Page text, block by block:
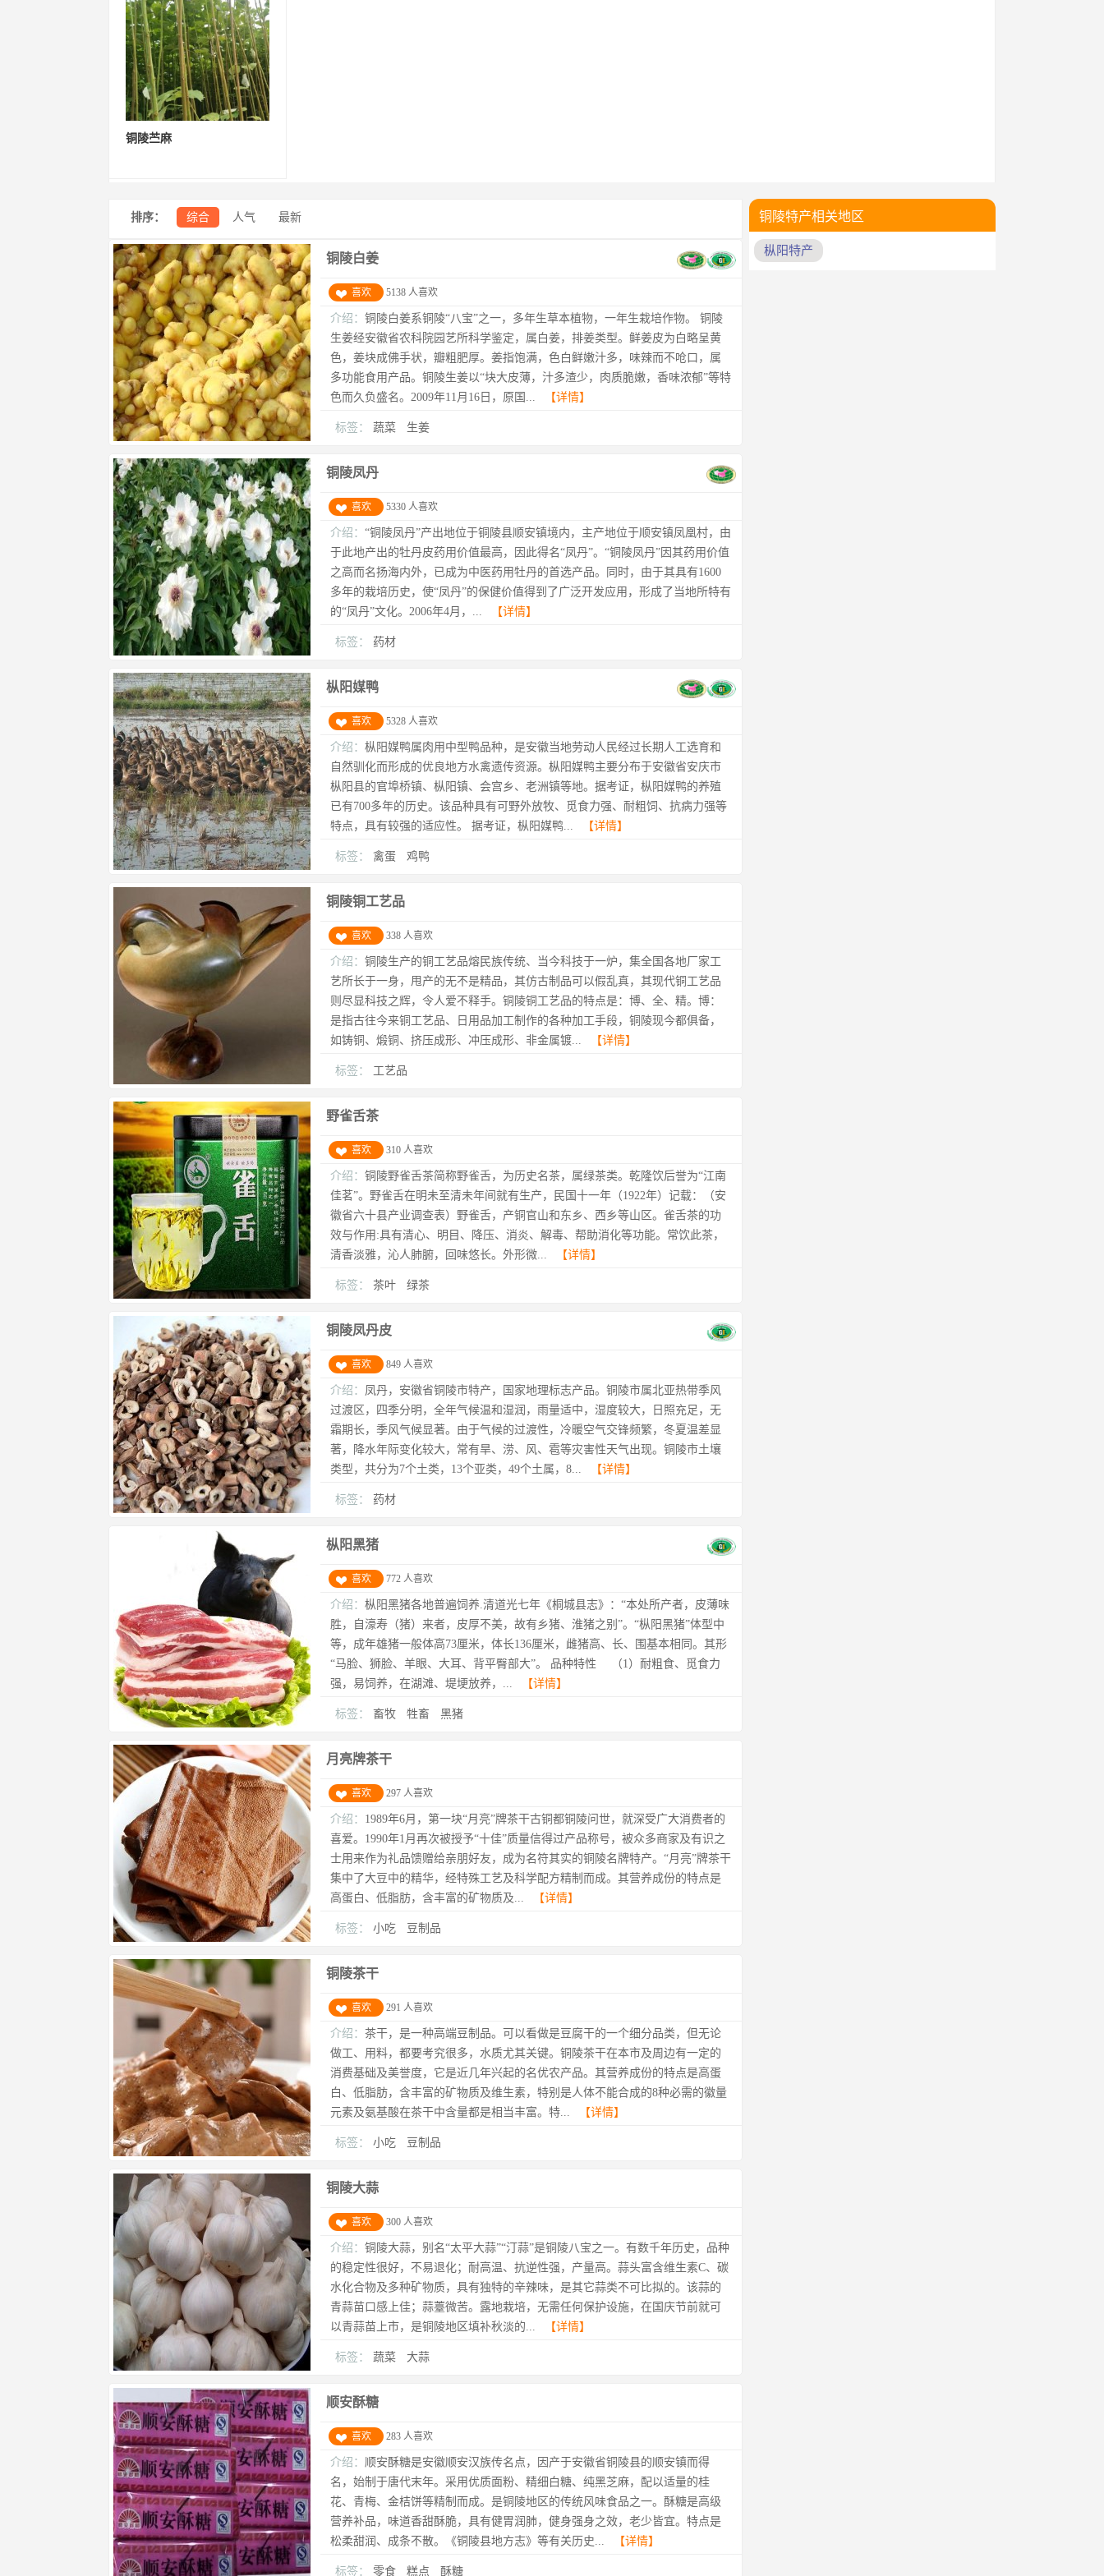
铜陵苎麻
排序： 综合 人气 最新
铜陵白姜
喜欢 5138 人喜欢
介绍： 铜陵白姜系铜陵“八宝”之一，多年生草本植物，一年生栽培作物。 铜陵
生姜经安徽省农科院园艺所科学鉴定，属白姜，排姜类型。鲜姜皮为白略呈黄
色，姜块成佛手状，瓣粗肥厚。姜指饱满，色白鲜嫩汁多，味辣而不呛口，属
多功能食用产品。铜陵生姜以“块大皮薄，汁多渣少，肉质脆嫩，香味浓郁”等特
色而久负盛名。2009年11月16日，原国...
【详情】
标签： 蔬菜 生姜
铜陵凤丹
喜欢 5330 人喜欢
介绍： “铜陵凤丹”产出地位于铜陵县顺安镇境内，主产地位于顺安镇凤凰村，由
于此地产出的牡丹皮药用价值最高，因此得名“凤丹”。“铜陵凤丹”因其药用价值
之高而名扬海内外，已成为中医药用牡丹的首选产品。同时，由于其具有1600
多年的栽培历史，使“凤丹”的保健价值得到了广泛开发应用，形成了当地所特有
的“凤丹”文化。2006年4月，...
【详情】
标签： 药材
枞阳媒鸭
喜欢 5328 人喜欢
介绍： 枞阳媒鸭属肉用中型鸭品种，是安徽当地劳动人民经过长期人工选育和
自然驯化而形成的优良地方水禽遗传资源。枞阳媒鸭主要分布于安徽省安庆市
枞阳县的官埠桥镇、枞阳镇、会宫乡、老洲镇等地。据考证，枞阳媒鸭的养殖
已有700多年的历史。该品种具有可野外放牧、觅食力强、耐粗饲、抗病力强等
特点，具有较强的适应性。 据考证，枞阳媒鸭...
【详情】
标签： 禽蛋 鸡鸭
铜陵铜工艺品
喜欢 338 人喜欢
介绍： 铜陵生产的铜工艺品熔民族传统、当今科技于一炉，集全国各地厂家工
艺所长于一身，甩产的无不是精品，其仿古制品可以假乱真，其现代铜工艺品
则尽显科技之辉，令人爱不释手。铜陵铜工艺品的特点是：博、全、精。博：
是指古往今来铜工艺品、日用品加工制作的各种加工手段，铜陵现今都俱备，
如铸铜、煅铜、挤压成形、冲压成形、非金属镀...
【详情】
标签： 工艺品
野雀舌茶
喜欢 310 人喜欢
介绍： 铜陵野雀舌茶简称野雀舌，为历史名茶，属绿茶类。乾隆饮后誉为“江南
佳茗”。野雀舌在明未至清未年间就有生产，民国十一年（1922年）记载：（安
徽省六十县产业调查表）野雀舌，产铜官山和东乡、西乡等山区。雀舌茶的功
效与作用:具有清心、明目、降压、消炎、解毒、帮助消化等功能。常饮此茶，
清香淡雅，沁人肺腑，回味悠长。外形微...
【详情】
标签： 茶叶 绿茶
铜陵凤丹皮
喜欢 849 人喜欢
介绍： 凤丹，安徽省铜陵市特产，国家地理标志产品。铜陵市属北亚热带季风
过渡区，四季分明，全年气候温和湿润，雨量适中，湿度较大，日照充足，无
霜期长，季风气候显著。由于气候的过渡性，冷暖空气交锋频繁，冬夏温差显
著，降水年际变化较大，常有旱、涝、风、雹等灾害性天气出现。铜陵市土壤
类型，共分为7个土类，13个亚类，49个土属，8...
【详情】
标签： 药材
枞阳黑猪
喜欢 772 人喜欢
介绍： 枞阳黑猪各地普遍饲养.清道光七年《桐城县志》：“本处所产者，皮薄味
胜，自濠寿（猪）来者，皮厚不美，故有乡猪、淮猪之别”。“枞阳黑猪”体型中
等，成年雄猪一般体高73厘米，体长136厘米，雌猪高、长、围基本相同。其形
“马脸、狮脸、羊眼、大耳、背平臀部大”。 品种特性 （1）耐粗食、觅食力
强，易饲养，在湖滩、堤埂放养，...
【详情】
标签： 畜牧 牲畜 黑猪
月亮牌茶干
喜欢 297 人喜欢
介绍： 1989年6月，第一块“月亮”牌茶干古铜都铜陵问世，就深受广大消费者的
喜爱。1990年1月再次被授予“十佳”质量信得过产品称号，被众多商家及有识之
士用来作为礼品馈赠给亲朋好友，成为名符其实的铜陵名牌特产。“月亮”牌茶干
集中了大豆中的精华，经特殊工艺及科学配方精制而成。其营养成份的特点是
高蛋白、低脂肪，含丰富的矿物质及...
【详情】
标签： 小吃 豆制品
铜陵茶干
喜欢 291 人喜欢
介绍： 茶干，是一种高端豆制品。可以看做是豆腐干的一个细分品类，但无论
做工、用料，都要考究很多，水质尤其关键。铜陵茶干在本市及周边有一定的
消费基础及美誉度，它是近几年兴起的名优农产品。其营养成份的特点是高蛋
白、低脂肪，含丰富的矿物质及维生素，特别是人体不能合成的8种必需的徽量
元素及氨基酸在茶干中含量都是相当丰富。特...
【详情】
标签： 小吃 豆制品
铜陵大蒜
喜欢 300 人喜欢
介绍： 铜陵大蒜，别名“太平大蒜”“汀蒜”是铜陵八宝之一。有数千年历史，品种
的稳定性很好，不易退化；耐高温、抗逆性强，产量高。蒜头富含维生素C、碳
水化合物及多种矿物质，具有独特的辛辣味，是其它蒜类不可比拟的。该蒜的
青蒜苗口感上佳；蒜薹微苦。露地栽培，无需任何保护设施，在国庆节前就可
以青蒜苗上市，是铜陵地区填补秋淡的...
【详情】
标签： 蔬菜 大蒜
顺安酥糖
喜欢 283 人喜欢
介绍： 顺安酥糖是安徽顺安汉族传名点，因产于安徽省铜陵县的顺安镇而得
名，始制于唐代末年。采用优质面粉、精细白糖、纯黑芝麻，配以适量的桂
花、青梅、金桔饼等精制而成。是铜陵地区的传统风味食品之一。酥糖是高级
营养补品，味道香甜酥脆，具有健胃润肺，健身强身之效，老少皆宜。特点是
松柔甜润、成条不散。《铜陵县地方志》等有关历史...
【详情】
标签： 零食 糕点 酥糖
铜陵特产相关地区
枞阳特产